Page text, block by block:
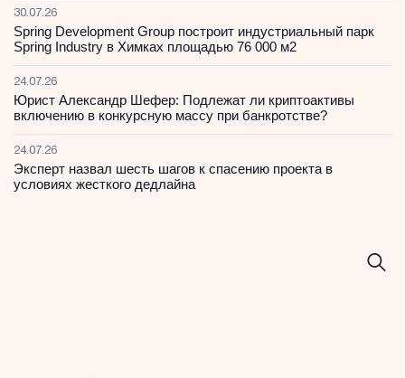
30.07.26
Spring Development Group построит индустриальный парк
Spring Industry в Химках площадью 76 000 м2
24.07.26
Юрист Александр Шефер: Подлежат ли криптоактивы
включению в конкурсную массу при банкротстве?
24.07.26
Эксперт назвал шесть шагов к спасению проекта в
условиях жесткого дедлайна